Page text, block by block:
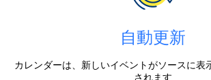
自動更新
カレンダーは、新しいイベントがソースに表
されます